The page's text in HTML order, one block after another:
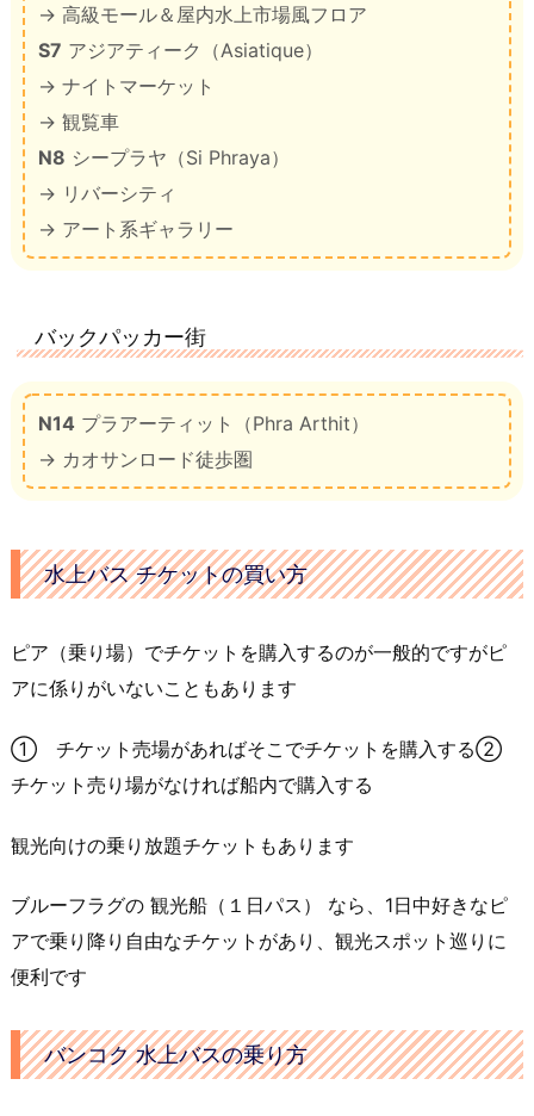
→ 高級モール＆屋内水上市場風フロア
S7 アジアティーク（Asiatique）
→ ナイトマーケット
→ 観覧車
N8 シープラヤ（Si Phraya）
→ リバーシティ
→ アート系ギャラリー
バックパッカー街
N14 プラアーティット（Phra Arthit）
→ カオサンロード徒歩圏
水上バス チケットの買い方
ピア（乗り場）でチケットを購入するのが一般的ですがピ
アに係りがいないこともあります
① チケット売場があればそこでチケットを購入する②
チケット売り場がなければ船内で購入する
観光向けの乗り放題チケットもあります
ブルーフラグの 観光船（１日パス） なら、1日中好きなピ
アで乗り降り自由なチケットがあり、観光スポット巡りに
便利です
バンコク 水上バスの乗り方